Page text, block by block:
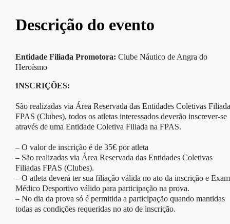
Descrição do evento
Entidade Filiada Promotora: Clube Náutico de Angra do
Heroísmo
INSCRIÇÕES:
São realizadas via Área Reservada das Entidades Coletivas
FPAS (Clubes), todos os atletas interessados deverão inscrever-se
através de uma Entidade Coletiva Filiada na FPAS.
– O valor de inscrição é de 35€ por atleta
– São realizadas via Área Reservada das Entidades Coletivas
Filiadas FPAS (Clubes).
– O atleta deverá ter sua filiação válida no ato da inscrição e
Médico Desportivo válido para participação na prova.
– No dia da prova só é permitida a participação quando mantidas
todas as condições requeridas no ato de inscrição.